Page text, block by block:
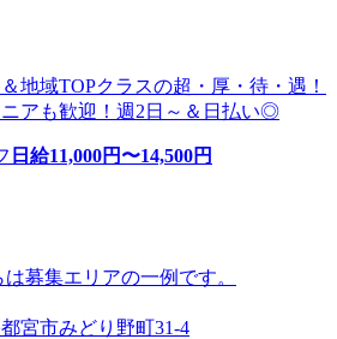
地域TOPクラスの超・厚・待・遇！
アも歓迎！週2日～＆日払い◎
日給11,000円〜14,500円
募集エリアの一例です。
宮市みどり野町31-4